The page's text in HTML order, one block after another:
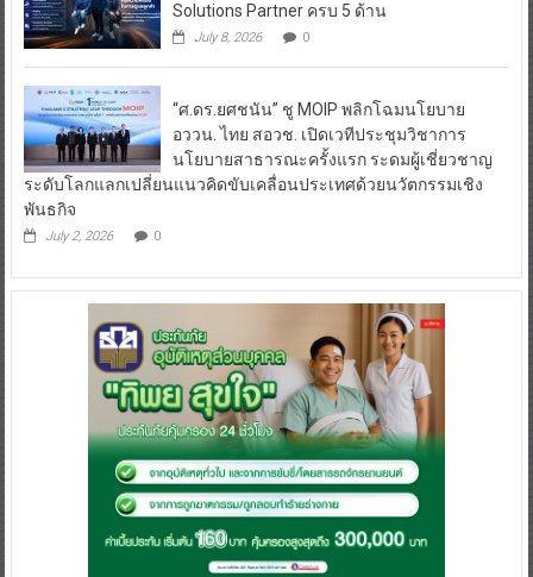
Solutions Partner ครบ 5 ด้าน
July 8, 2026 0
“ศ.ดร.ยศชนัน” ชู MOIP พลิกโฉมนโยบาย
อววน. ไทย สอวช. เปิดเวทีประชุมวิชาการ
นโยบายสาธารณะครั้งแรก ระดมผู้เชี่ยวชาญ
ระดับโลกแลกเปลี่ยนแนวคิดขับเคลื่อนประเทศด้วยนวัตกรรมเชิง
พันธกิจ
July 2, 2026 0